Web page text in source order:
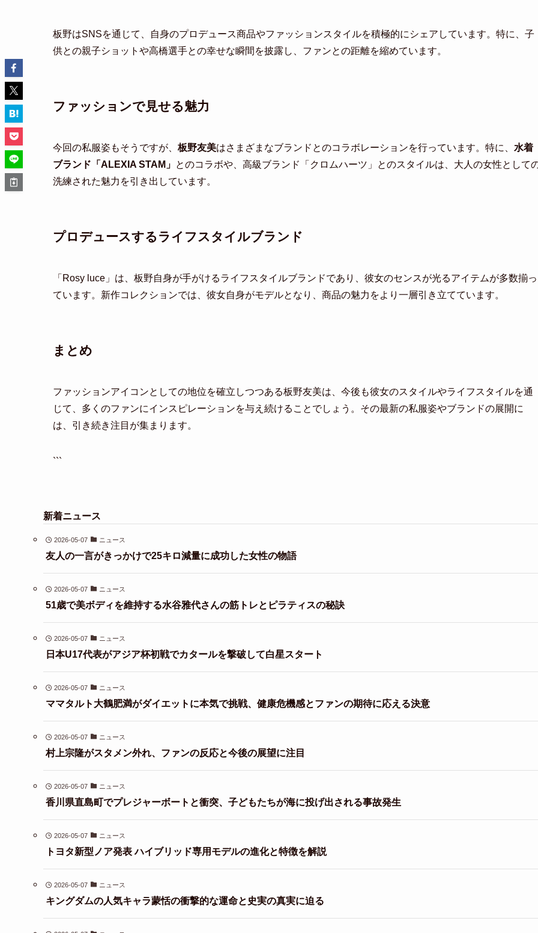
板野はSNSを通じて、自身のプロデュース商品やファッションスタイルを積極的にシェアしています。特に、子
供との親子ショットや高橋選手との幸せな瞬間を披露し、ファンとの距離を縮めています。
ファッションで見せる魅力
今回の私服姿もそうですが、 板野友美はさまざまなブランドとのコラボレーションを行っています。特に、 水着
ブランド「ALEXIA STAM」 とのコラボや、高級ブランド「クロムハーツ」とのスタイルは、大人の女性として
洗練された魅力を引き出しています。
プロデュースするライフスタイルブランド
「Rosy luce」は、板野自身が手がけるライフスタイルブランドであり、彼女のセンスが光るアイテムが多数揃っ
ています。新作コレクションでは、彼女自身がモデルとなり、商品の魅力をより一層引き立てています。
まとめ
ファッションアイコンとしての地位を確立しつつある板野友美は、今後も彼女のスタイルやライフスタイルを通
じて、多くのファンにインスピレーションを与え続けることでしょう。その最新の私服姿やブランドの展開に
は、引き続き注目が集まります。
```
新着ニュース
2026-05-07 ニュース
友人の一言がきっかけで25キロ減量に成功した女性の物語
2026-05-07 ニュース
51歳で美ボディを維持する水谷雅代さんの筋トレとピラティスの秘訣
2026-05-07 ニュース
日本U17代表がアジア杯初戦でカタールを撃破して白星スタート
2026-05-07 ニュース
ママタルト大鶴肥満がダイエットに本気で挑戦、健康危機感とファンの期待に応える決意
2026-05-07 ニュース
村上宗隆がスタメン外れ、ファンの反応と今後の展望に注目
2026-05-07 ニュース
香川県直島町でプレジャーボートと衝突、子どもたちが海に投げ出される事故発生
2026-05-07 ニュース
トヨタ新型ノア発表 ハイブリッド専用モデルの進化と特徴を解説
2026-05-07 ニュース
キングダムの人気キャラ蒙恬の衝撃的な運命と史実の真実に迫る